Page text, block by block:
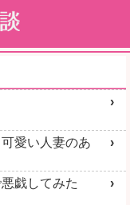
愛い人妻のあ
戯してみた